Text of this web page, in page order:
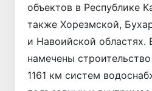
объектов в Республике
также Хорезмской,
и Навоийской областях.
намечены
1161 км систем